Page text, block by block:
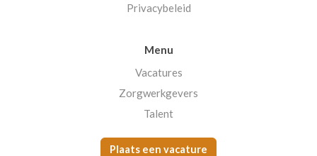
Privacybeleid
Menu
Vacatures
Zorgwerkgevers
Talent
Plaats een vacature